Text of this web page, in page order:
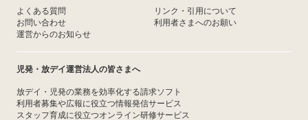
よくある質問
お問い合わせ
運営からのお知らせ
リンク・引用について
利用者さまへのお願い
児発・放デイ運営法人の皆さまへ
放デイ・児発の業務を効率化する請求ソフト
利用者募集や広報に役立つ情報発信サービス
スタッフ育成に役立つオンライン研修サービス